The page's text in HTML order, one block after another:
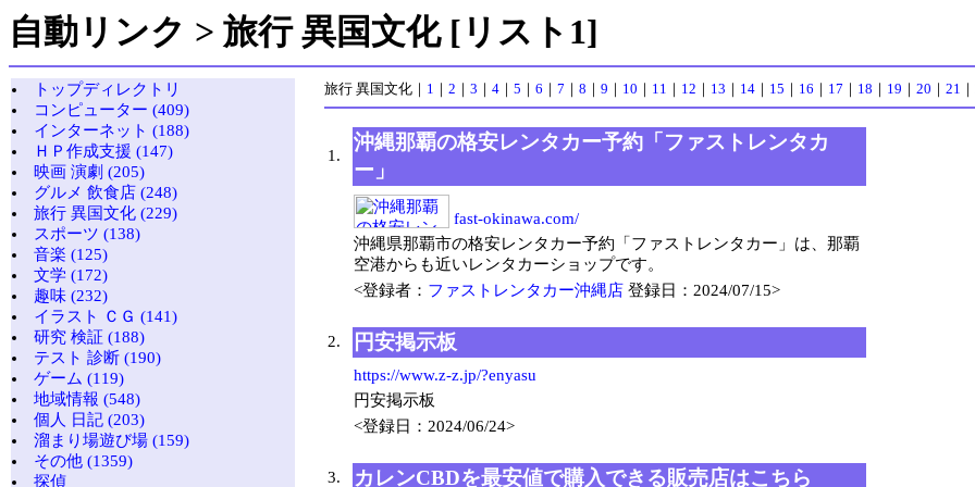
自動リンク > 旅行 異国文化 [リスト1]
トップディレクトリ
コンピューター (409)
インターネット (188)
ＨＰ作成支援 (147)
映画 演劇 (205)
グルメ 飲食店 (248)
旅行 異国文化 (229)
スポーツ (138)
音楽 (125)
文学 (172)
趣味 (232)
イラスト ＣＧ (141)
研究 検証 (188)
テスト 診断 (190)
ゲーム (119)
地域情報 (548)
個人 日記 (203)
溜まり場遊び場 (159)
その他 (1359)
探偵
旅行 異国文化 ｜ 1 ｜ 2 ｜ 3 ｜ 4 ｜ 5 ｜ 6 ｜ 7 ｜ 8 ｜ 9 ｜ 10 ｜ 11 ｜ 12 ｜ 13 ｜ 14 ｜ 15 ｜ 16 ｜ 17 ｜ 18 ｜ 19 ｜ 20 ｜ 21 ｜
1.
沖縄那覇の格安レンタカー予約「ファストレンタカ
ー」
fast-okinawa.com/
沖縄県那覇市の格安レンタカー予約「ファストレンタカー」は、那覇
空港からも近いレンタカーショップです。
<登録者： ファストレンタカー沖縄店 登録日：2024/07/15>
2. 円安掲示板
https://www.z-z.jp/?enyasu
円安掲示板
<登録日：2024/06/24>
3. カレンCBDを最安値で購入できる販売店はこちら